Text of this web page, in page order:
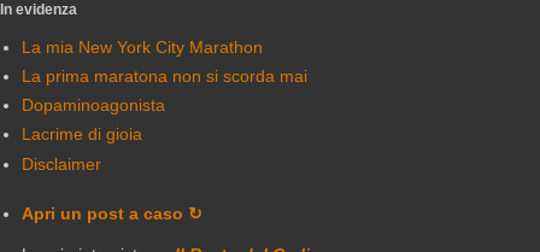
In evidenza
La mia New York City Marathon
La prima maratona non si scorda mai
Dopaminoagonista
Lacrime di gioia
Disclaimer
Apri un post a caso ↻